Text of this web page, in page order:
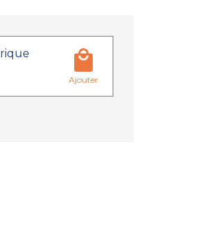
Ajouter